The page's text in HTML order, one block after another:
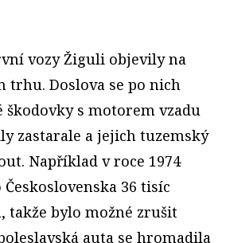
vozy Žiguli objevily na
trhu. Doslova se po nich
škodovky s motorem vzadu
zastarale a jejich tuzemský
Například v roce 1974
36 tisíc
takže bylo možné zrušit
auta se hromadila